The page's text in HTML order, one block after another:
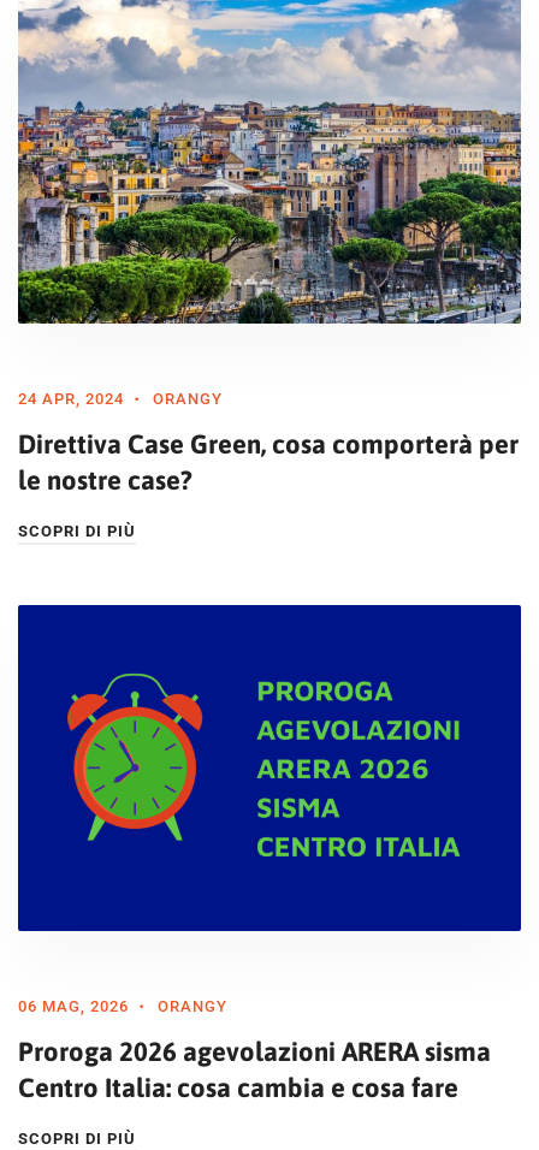
24 APR, 2024 ORANGY
Direttiva Case Green, cosa comporterà per
le nostre case?
SCOPRI DI PIÙ
06 MAG, 2026 ORANGY
Proroga 2026 agevolazioni ARERA sisma
Centro Italia: cosa cambia e cosa fare
SCOPRI DI PIÙ